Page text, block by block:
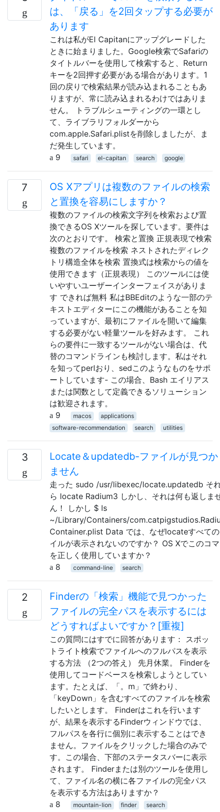
は、「戻る」を2回タップする必要が
あります
これは私がEl Capitanにアップグレードした
ときに始まりました。Google検索でSafariの
タイトルバーを使用して検索すると、Return
キーを2回押す必要がある場合があります。1
回の戻りで検索結果が読み込まれることもあ
りますが、常に読み込まれるわけではありま
せん。 トラブルシューティングの一環とし
て、ライブラリフォルダーから
com.apple.Safari.plistを削除しましたが、ま
だ発生しています。
9
safari el-capitan search google
7
OS Xアプリは複数のファイルの検索
と置換を容易にしますか？
複数のファイルの検索文字列を検索および置
換できるOS Xツールを探しています。要件は
次のとおりです。 検索と置換 正規表現で検索
複数のファイルを検索 ネストされたディレク
トリ構造全体を検索 置換式は検索からの値を
使用できます（正規表現） このツールには使
いやすいユーザーインターフェイスがありま
す できれば無料 私はBBEditのような一部のテ
キストエディターにこの機能があることを知
っていますが、最初にファイルを開いて編集
する必要がない軽量ツールを好みます。 これ
らの要件に一致するツールがない場合は、代
替のコマンドラインも検討します。私はそれ
を知ってperlおり、sedこのようなものをサポ
ートしています- この場合、Bash エイリアス
または関数として定義できるソリューション
は歓迎されます。
9
macos
applications
software-recommendation
search utilities
3
Locate＆updatedb-ファイルが見つか
ません
走った sudo /usr/libexec/locate.updatedb そ
ら locate Radium3 しかし、それは何も返しま
ん！ しかし $ ls
~/Library/Containers/
Container.plist Data では、なぜlocateすべて
イルが表示されないのですか？ OS Xでこのコ
を正しく使用していますか？
8
command-line search
2
Finderの「検索」機能で見つかった
ファイルの完全パスを表示するには
どうすればよいですか？[重複]
この質問にはすでに回答があります： スポッ
トライト検索でファイルへのフルパスを表示
する方法 （2つの答え） 先月休業。 Finderを
使用してコードベースを検索しようとしてい
ます。たとえば、「。m」で終わり、
「keyDown」を含むすべてのファイルを検索
したいとします。 Finderはこれを行います
が、結果を表示するFinderウィンドウでは、
フルパスを各行に個別に表示することはでき
ません。ファイルをクリックした場合のみで
す。この場合、下部のステータスバーに表示
されます。 Finderまたは別のツールを使用し
て、ファイル名の横に各ファイルの完全パス
を表示する方法はありますか？
8
mountain-lion finder search